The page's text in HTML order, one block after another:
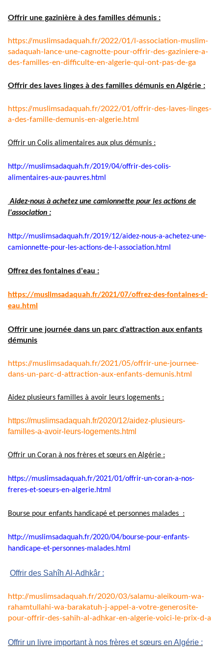
Offrir une gazinière à des familles démunis :
https://muslimsadaquah.fr/2022/01/l-association-muslim-
sadaquah-lance-une-cagnotte-pour-offrir-des-gaziniere-a-
des-familles-en-difficulte-en-algerie-qui-ont-pas-de-ga
Offrir des laves linges à des familles démunis en Algérie :
https://muslimsadaquah.fr/2022/01/offrir-des-laves- linges-
a-des-famille-demunis-en-algerie.html
Offrir un Colis alimentaires aux plus démunis :
http://muslimsadaquah.fr/2019/04/offrir-des-colis-
alimentaires-aux-pauvres.html
Aidez-nous à achetez une camionnette pour les actions de
l'association :
http://muslimsadaquah.fr/2019/12/aidez-nous-a-achetez-une-
camionnette-pour-les-actions-de-l-association.html
Offrez des fontaines d'eau :
https://muslimsadaquah.fr/2021/07/offrez-des-fontaines-d-
eau.html
Offrir une journée dans un parc d'attraction aux enfants
démunis
https://muslimsadaquah.fr/2021/05/offrir-une-journee-
dans-un-parc-d-attraction-aux-enfants-demunis.html
Aidez plusieurs familles à avoir leurs logements :
https://muslimsadaquah.fr/2020/12/aidez-plusieurs-
familles-a-avoir-leurs-logements.html
Offrir un Coran à nos frères et sœurs en Algérie :
https://muslimsadaquah.fr/2021/01/offrir-un-coran-a-nos-
freres-et-soeurs-en-algerie.html
Bourse pour enfants handicapé et personnes malades :
http://muslimsadaquah.fr/2020/04/bourse-pour-enfants-
handicape-et-personnes-malades.html
Offrir des Sahîh Al-Adhkâr :
http://muslimsadaquah.fr/2020/03/salamu-aleikoum-wa-
rahamtullahi-wa-barakatuh-j-appel-a-votre-generosite-
pour-offrir-des-sahih-al-adhkar-en-algerie-voici-le-prix-d-a
Offrir un livre important à nos frères et sœurs en Algérie :